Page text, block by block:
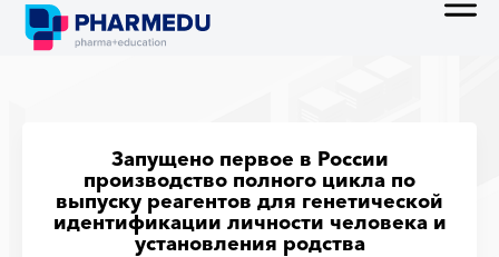
Запущено первое в России
производство полного цикла по
выпуску реагентов для генетической
идентификации личности человека и
установления родства